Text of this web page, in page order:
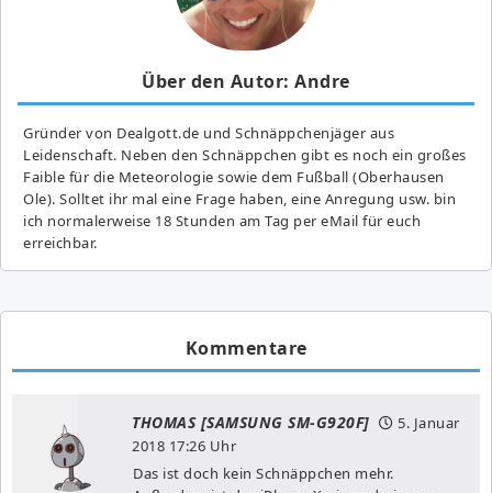
Über den Autor: Andre
Gründer von Dealgott.de und Schnäppchenjäger aus
Leidenschaft. Neben den Schnäppchen gibt es noch ein großes
Fai­ble für die Meteorologie sowie dem Fußball (Oberhausen
Ole). Solltet ihr mal eine Frage haben, eine Anregung usw. bin
ich normalerweise 18 Stunden am Tag per eMail für euch
erreichbar.
Kommentare
THOMAS [SAMSUNG SM-G920F]
5. Januar
2018 17:26 Uhr
Das ist doch kein Schnäppchen mehr.